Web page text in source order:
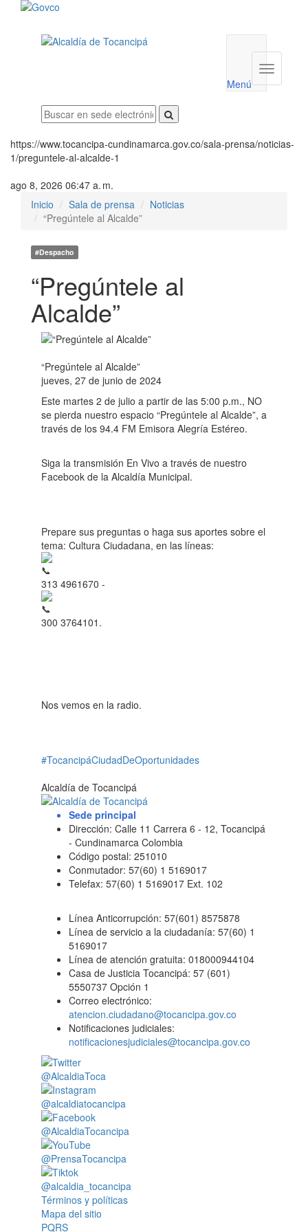
utilidades
Menú
Menú
https://www.tocancipa-cundinamarca.gov.co/sala-prensa/noticias-
1/preguntele-al-alcalde-1
ago 8, 2026 06:47 a. m.
Inicio
Sala de prensa
Noticias
“Pregúntele al Alcalde”
#Despacho
“Pregúntele al
Alcalde”
“Pregúntele al Alcalde”
jueves, 27 de junio de 2024
Este martes 2 de julio a partir de las 5:00 p.m., NO
se pierda nuestro espacio “Pregúntele al Alcalde”, a
través de los 94.4 FM Emisora Alegría Estéreo.
Siga la transmisión En Vivo a través de nuestro
Facebook de la Alcaldía Municipal.
Prepare sus preguntas o haga sus aportes sobre el
tema: Cultura Ciudadana, en las líneas:
313 4961670 -
300 3764101.
Nos vemos en la radio.
#TocancipáCiudadDeOportunidades
Alcaldía de Tocancipá
Sede principal
Dirección: Calle 11 Carrera 6 - 12, Tocancipá
- Cundinamarca Colombia
Código postal: 251010
Conmutador: 57(60) 1 5169017
Telefax: 57(60) 1 5169017 Ext. 102
Línea Anticorrupción: 57(601) 8575878
Línea de servicio a la ciudadanía: 57(60) 1
5169017
Línea de atención gratuita: 018000944104
Casa de Justicia Tocancipá: 57 (601)
5550737 Opción 1
Correo electrónico:
atencion.ciudadano@tocancipa.gov.co
Notificaciones judiciales:
notificacionesjudiciales@tocancipa.gov.co
@AlcaldiaToca
@alcaldiatocancipa
@AlcaldiaTocancipa
@PrensaTocancipa
@alcaldia_tocancipa
Términos y políticas
Mapa del sitio
PQRS